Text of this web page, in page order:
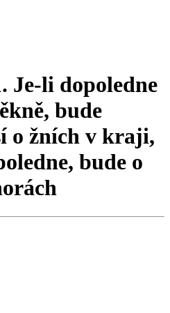
Je-li dopoledne
bude
o žních v kraji,
bude o